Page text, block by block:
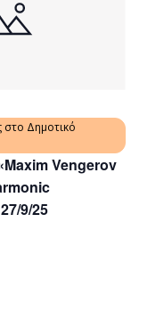
Vengerov
9/25
στο Δημοτικό